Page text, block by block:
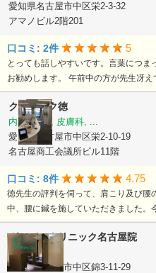
愛知県名古屋市中区栄2-3-32
アマノビル2階201
口コミ: 2件 5
とっても話しやすいです。言葉につ
お勧めします。 午前中の方が先生冴え
クリニック徳
内科, 外科, 皮膚科, ...
愛知県名古屋市中区栄2-10-19
名古屋商工会議所ビル11階
口コミ: 8件 4.75
徳先生の評判を伺って、肩こり及び腰
中、腰に鍼を施していただきました。
ガーデンクリニック名古屋院
美容外科
愛知県名古屋市中区錦3-11-29